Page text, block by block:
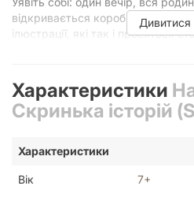
відкривається коробка, і перед
ілюстрації, які так і просяться
куточки уяви. Завдяки простим
освоюються дітьми від 7 років,
ідеальне середовище для того,
"Скринька історій"
в ігровій формі. У процесі гри
Дивитися
Характеристики
Скринька історій
Характеристики
Вік 7+